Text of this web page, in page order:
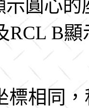
示圓心
RCL B
標相同